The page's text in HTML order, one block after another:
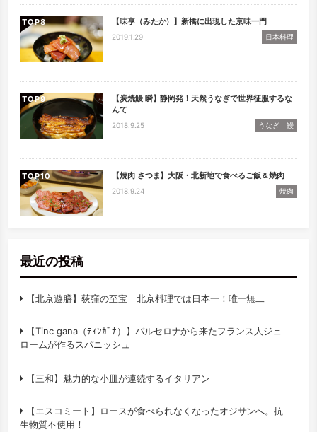
TOP 【味享（みたか）】新橋に出現した京味一門
2019.1.29 日本料理
TOP
【炭焼鰻 瞬】静岡発！天然うなぎで世界征服するな
んて
2018.9.25 うなぎ 鰻
TOP 【焼肉 さつま】大阪・北新地で食べるご飯＆焼肉
2018.9.24 焼肉
最近の投稿
【北京遊膳】荻窪の至宝 北京料理では日本一！唯一無二
【Tinc gana（ﾃｨﾝｶﾞﾅ）】バルセロナから来たフランス人ジェ
ロームが作るスパニッシュ
【三和】魅力的な小皿が連続するイタリアン
【エスコミート】ロースが食べられなくなったオジサンへ。抗
生物質不使用！